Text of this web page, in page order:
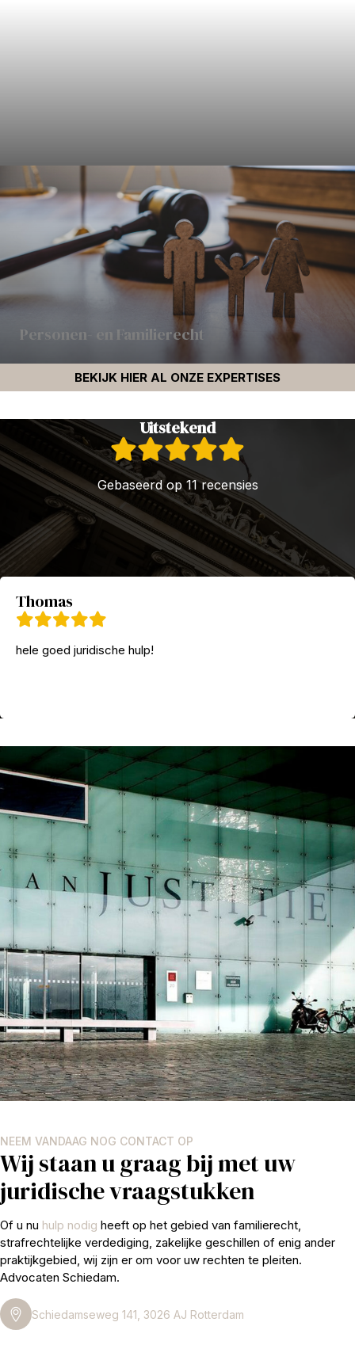
Personen- en Familierecht
BEKIJK HIER AL ONZE EXPERTISES
Uitstekend
Gebaseerd op 11 recensies
Thomas
hele goed juridische hulp!
NEEM VANDAAG NOG CONTACT OP
Wij staan u graag bij met uw
juridische vraagstukken
Of u nu hulp nodig heeft op het gebied van familierecht,
strafrechtelijke verdediging, zakelijke geschillen of enig ander
praktijkgebied, wij zijn er om voor uw rechten te pleiten.
Advocaten Schiedam.
Schiedamseweg 141, 3026 AJ Rotterdam